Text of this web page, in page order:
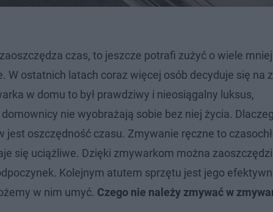
czas, to jeszcze potrafi zużyć o wiele
ostatnich latach coraz więcej osób decyduje się na
w domu to był prawdziwy i nieosiągalny luksus,
nie wyobrażają sobie bez niej życia.
oszczędność czasu. Zmywanie ręczne to
się uciążliwe. Dzięki zmywarkom można
Kolejnym atutem sprzętu jest jego
w nim umyć. Czego nie należy zmywać w